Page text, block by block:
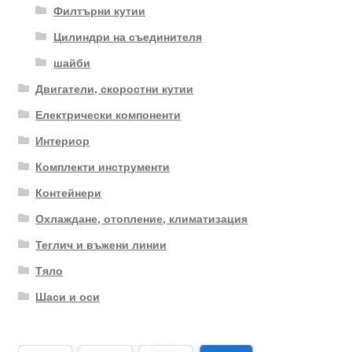
Филтърни кутии
Цилиндри на съединителя
шайби
Двигатели, скоростни кутии
Електрически компоненти
Интериор
Комплекти инструменти
Контейнери
Охлаждане, отопление, климатизация
Теглич и въжени линии
Тяло
Шаси и оси